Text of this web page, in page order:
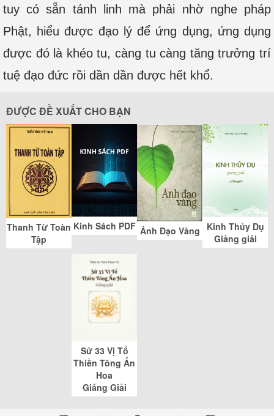
tuy có sẵn tánh linh mà phải nhờ nghe pháp
Phật, hiểu được đạo lý để ứng dụng, ứng dụng
được đó là khéo tu, càng tu càng tăng trưởng trí
tuệ đạo đức rồi dần dần được hết khổ.
ĐƯỢC ĐỀ XUẤT CHO BẠN
Thanh Từ Toàn
Tập
Kinh Sách PDF Ánh Đạo Vàng
Kinh Thủy Dụ
Giảng giải
Sử 33 Vị Tổ
Thiền Tông Ấn
Hoa
Giảng Giải